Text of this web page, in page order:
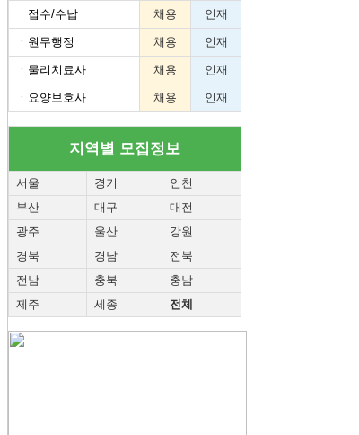
ㆍ 접수/수납 채용 인재
ㆍ 원무행정 채용 인재
ㆍ 물리치료사 채용 인재
ㆍ 요양보호사 채용 인재
지역별 모집정보
서울 경기
인천
부산
대구
대전
광주
울산
강원
경북
경남
전북
전남
충북
충남
제주
세종 전체